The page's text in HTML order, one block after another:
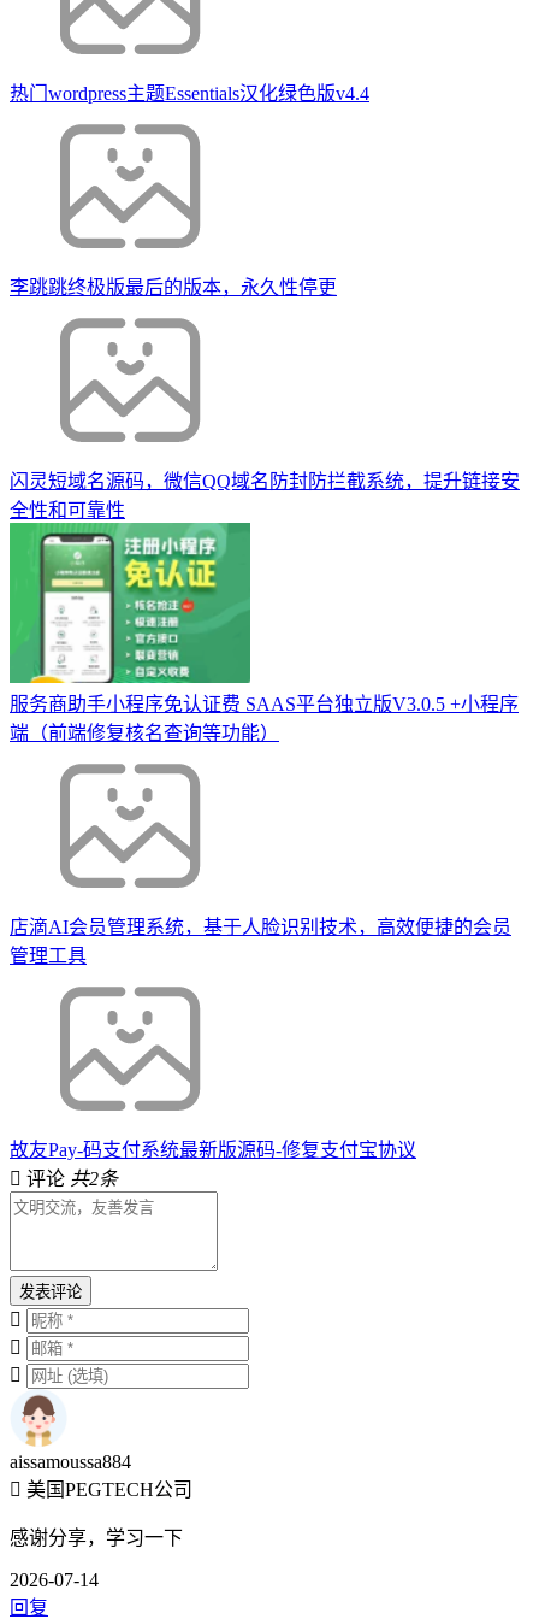
热门wordpress主题Essentials汉化绿色版v4.4
李跳跳终极版最后的版本，永久性停更
闪灵短域名源码，微信QQ域名防封防拦截系统，提升链接安
全性和可靠性
服务商助手小程序免认证费 SAAS平台独立版V3.0.5 +小程序
端（前端修复核名查询等功能）
店滴AI会员管理系统，基于人脸识别技术，高效便捷的会员
管理工具
故友Pay-码支付系统最新版源码-修复支付宝协议
评论 共2条
发表评论
aissamoussa884
美国PEGTECH公司
感谢分享，学习一下
2026-07-14
回复